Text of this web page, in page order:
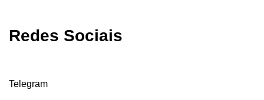
Redes Sociais
Telegram